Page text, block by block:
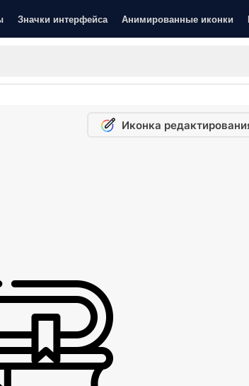
Значки интерфейса Анимированные иконки
Иконка